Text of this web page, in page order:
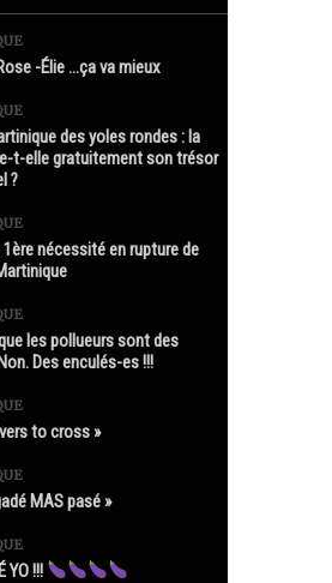
-Élie …ça va mieux
des yoles rondes : la
t-elle gratuitement son trésor
?
nécessité en rupture de
les pollueurs sont des
Des enculés-es !!!
to cross »
MAS pasé »
YO !!!